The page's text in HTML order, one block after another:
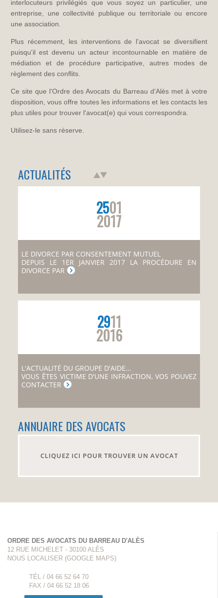
interlocuteurs privilégiés que vous soyez un particulier, une
entreprise, une collectivité publique ou territoriale ou encore
une association.
Plus récemment, les interventions de l'avocat se diversifient
puisqu'il est devenu un acteur incontournable en matière de
médiation et de procédure participative, autres modes de
règlement des conflits.
Ce site que l'Ordre des Avocats du Barreau d'Alès met à votre
disposition, vous offre toutes les informations et les contacts les
plus utiles pour trouver l'avocat(e) qui vous correspondra.
Utilisez-le sans réserve.
ACTUALITÉS
2501
2017
LE DIVORCE PAR CONSENTEMENT MUTUEL
DEPUIS LE 1ER JANVIER 2017 LA PROCÉDURE EN
DIVORCE PAR
2911
2016
L'ACTUALITÉ DU GROUPE D'AIDE...
VOUS ÊTES VICTIME D'UNE INFRACTION, VOS POUVEZ
CONTACTER
0401
2016
ANNUAIRE DES AVOCATS
CLIQUEZ ICI POUR TROUVER UN AVOCAT
ORDRE DES AVOCATS DU BARREAU D'ALÈS
12 RUE MICHELET - 30100 ALÈS
NOUS LOCALISER (GOOGLE MAPS)
TÉL / 04 66 52 64 70
FAX / 04 66 52 18 06